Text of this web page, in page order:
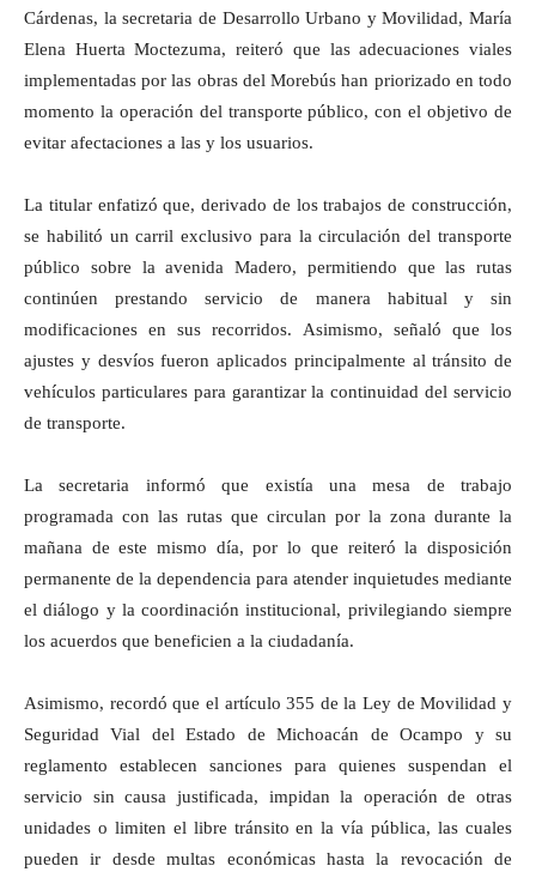
Cárdenas, la secretaria de Desarrollo Urbano y Movilidad, María
Elena Huerta Moctezuma, reiteró que las adecuaciones viales
implementadas por las obras del Morebús han priorizado en todo
momento la operación del transporte público, con el objetivo de
evitar afectaciones a las y los usuarios.
La titular enfatizó que, derivado de los trabajos de construcción,
se habilitó un carril exclusivo para la circulación del transporte
público sobre la avenida Madero, permitiendo que las rutas
continúen prestando servicio de manera habitual y sin
modificaciones en sus recorridos. Asimismo, señaló que los
ajustes y desvíos fueron aplicados principalmente al tránsito de
vehículos particulares para garantizar la continuidad del servicio
de transporte.
La secretaria informó que existía una mesa de trabajo
programada con las rutas que circulan por la zona durante la
mañana de este mismo día, por lo que reiteró la disposición
permanente de la dependencia para atender inquietudes mediante
el diálogo y la coordinación institucional, privilegiando siempre
los acuerdos que beneficien a la ciudadanía.
Asimismo, recordó que el artículo 355 de la Ley de Movilidad y
Seguridad Vial del Estado de Michoacán de Ocampo y su
reglamento establecen sanciones para quienes suspendan el
servicio sin causa justificada, impidan la operación de otras
unidades o limiten el libre tránsito en la vía pública, las cuales
pueden ir desde multas económicas hasta la revocación de